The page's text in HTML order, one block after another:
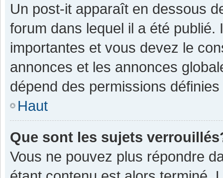
Un post-it apparaît en dessous
forum dans lequel il a été
importantes et vous devez le
annonces et les annonces
dépend des permissions définies
Haut
Que sont les sujets
Vous ne pouvez plus répondre